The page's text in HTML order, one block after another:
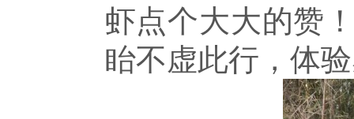
虾点个大大的赞
眙不虚此行，体